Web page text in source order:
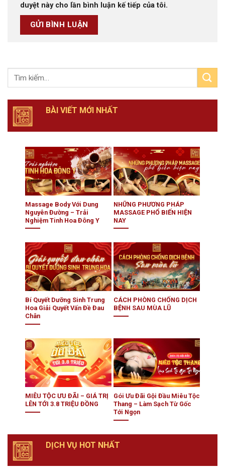
BÀI VIẾT MỚI NHẤT
Massage Body Với Dung
Nguyên Đường – Trải
Nghiệm Tinh Hoa Đông Y
NHỮNG PHƯƠNG PHÁP
MASSAGE PHỔ BIẾN HIỆN
NAY
Bí Quyết Dưỡng Sinh Trung
Hoa Giải Quyết Vấn Đề Đau
Chân
CÁCH PHÒNG CHỐNG DỊCH
BỆNH SAU MÙA LŨ
MIÊU TỘC ƯU ĐÃI – GIÁ TRỊ
LÊN TỚI 3.8 TRIỆU ĐỒNG
Gói Ưu Đãi Gội Đầu Miêu Tộc
Thang – Làm Sạch Từ Gốc
Tới Ngọn
DỊCH VỤ HOT NHẤT
duyệt này cho lần bình luận kế tiếp của tôi.